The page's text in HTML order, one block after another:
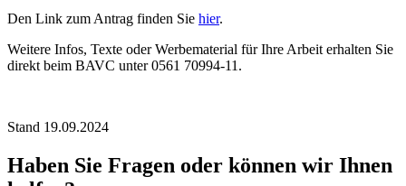
Den Link zum Antrag finden Sie hier.
Weitere Infos, Texte oder Werbematerial für Ihre Arbeit erhalten Sie
direkt beim BAVC unter 0561 70994-11.
Stand 19.09.2024
Haben Sie Fragen oder können wir Ihnen